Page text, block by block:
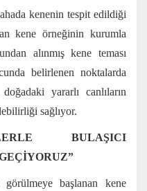
kenenin tespit edildiği
kene örneğinin kurumla
alınmış kene teması
belirlenen noktalarda
yararlı canlıların
sağlıyor.
BULAŞICI
görülmeye başlanan kene